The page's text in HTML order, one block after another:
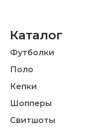
Каталог
Футболки
Поло
Кепки
Шопперы
Свитшоты